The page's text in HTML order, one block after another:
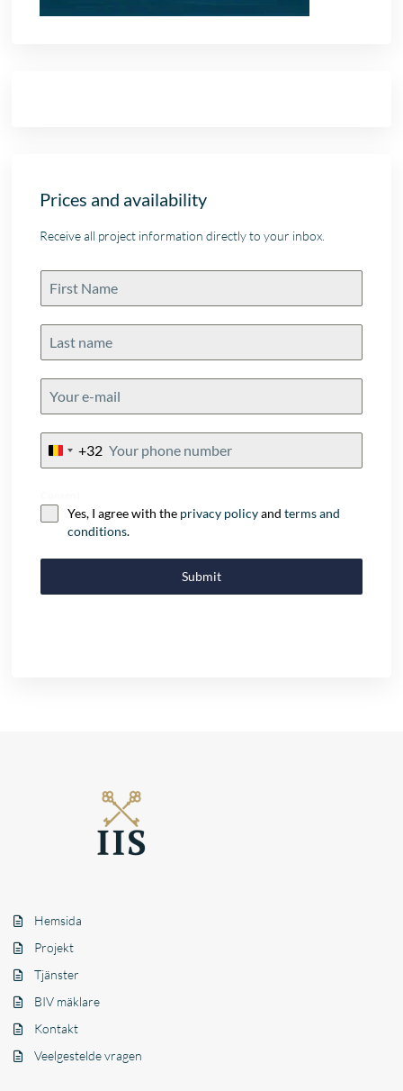
Prices and availability
Receive all project information directly to your inbox.
Belgium
+32
Yes, I agree with the privacy policyandterms and
conditions.
Submit
Hemsida
Projekt
Tjänster
BIV mäklare
Kontakt
Veelgestelde vragen